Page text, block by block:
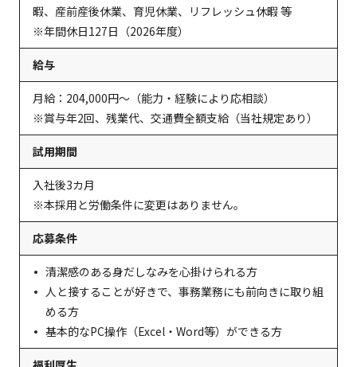
暇、産前産後休業、育児休業、リフレッシュ休暇 等
※年間休日127日（2026年度）
給与
月給：204,000円～（能力・経験により応相談）
※賞与年2回、残業代、交通費全額支給（当社規定あり）
試用期間
入社後3カ月
※本採用と労働条件に変更はありません。
応募条件
清潔感のある身だしなみを心掛けられる方
人と接することが好きで、事務業務にも前向きに取り組
める方
基本的なPC操作（Excel・Word等）ができる方